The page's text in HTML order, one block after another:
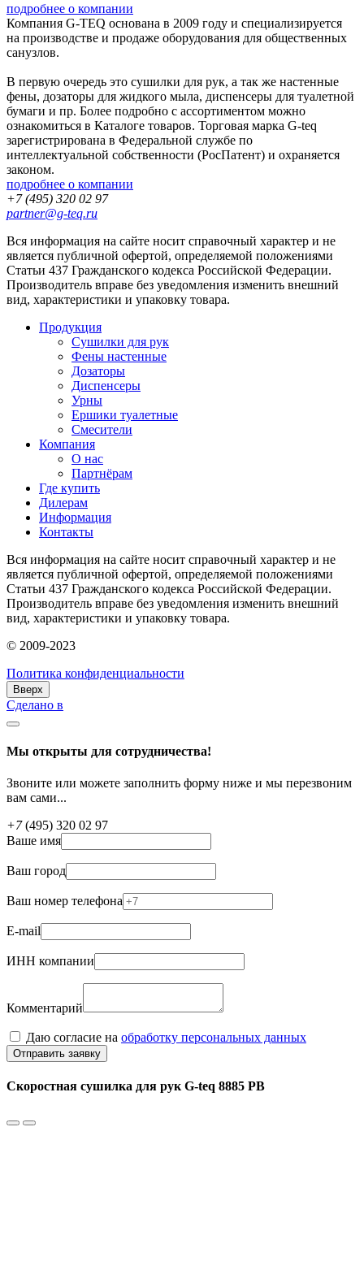
подробнее о компании
Компания G-TEQ основана в 2009 году и специализируется
на производстве и продаже оборудования для общественных
санузлов.
В первую очередь это сушилки для рук, а так же настенные
фены, дозаторы для жидкого мыла, диспенсеры для туалетной
бумаги и пр. Более подробно с ассортиментом можно
ознакомиться в Каталоге товаров. Торговая марка G-teq
зарегистрирована в Федеральной службе по
интеллектуальной собственности (РосПатент) и охраняется
законом.
подробнее о компании
+7(495) 320 02 97
partner@g-teq.ru
Вся информация на сайте носит справочный характер и не
является публичной офертой, определяемой положениями
Статьи 437 Гражданского кодекса Российской Федерации.
Производитель вправе без уведомления изменить внешний
вид, характеристики и упаковку товара.
Продукция
Сушилки для рук
Фены настенные
Дозаторы
Диспенсеры
Урны
Ершики туалетные
Смесители
Компания
О нас
Партнёрам
Где купить
Дилерам
Информация
Контакты
Вся информация на сайте носит справочный характер и не
является публичной офертой, определяемой положениями
Статьи 437 Гражданского кодекса Российской Федерации.
Производитель вправе без уведомления изменить внешний
вид, характеристики и упаковку товара.
© 2009-2023
Политика конфиденциальности
Вверх
Сделано в
Мы открыты для сотрудничества!
Звоните или можете заполнить форму ниже и мы перезвоним
вам сами...
+7(495) 320 02 97
Ваше имя
Ваш город
Ваш номер телефона
E-mail
ИНН компании
Комментарий
Даю согласие на обработку персональных данных
Отправить заявку
Скоростная сушилка для рук G-teq 8885 PB